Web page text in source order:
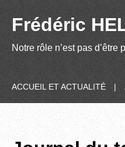
Frédéric
Notre rôle n’est pas
ACCUEIL ET ACTUALITÉ |